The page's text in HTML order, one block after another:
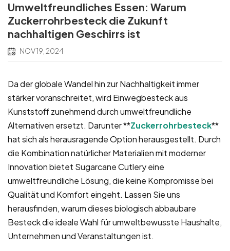
Umweltfreundliches Essen: Warum
Zuckerrohrbesteck die Zukunft
nachhaltigen Geschirrs ist
NOV 19, 2024
Da der globale Wandel hin zur Nachhaltigkeit immer
stärker voranschreitet, wird Einwegbesteck aus
Kunststoff zunehmend durch umweltfreundliche
Alternativen ersetzt. Darunter **Zuckerrohrbesteck**
hat sich als herausragende Option herausgestellt. Durch
die Kombination natürlicher Materialien mit moderner
Innovation bietet Sugarcane Cutlery eine
umweltfreundliche Lösung, die keine Kompromisse bei
Qualität und Komfort eingeht. Lassen Sie uns
herausfinden, warum dieses biologisch abbaubare
Besteck die ideale Wahl für umweltbewusste Haushalte,
Unternehmen und Veranstaltungen ist.